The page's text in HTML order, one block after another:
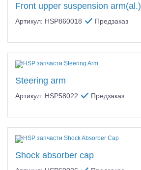
Front upper suspension arm(al.)
Артикул: HSP860018 Предзаказ
Steering arm
Артикул: HSP58022 Предзаказ
Shock absorber cap